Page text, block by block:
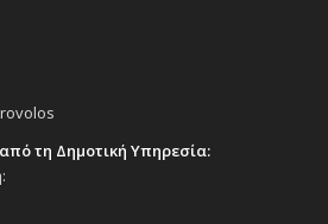
τη Δημοτική Υπηρεσία: